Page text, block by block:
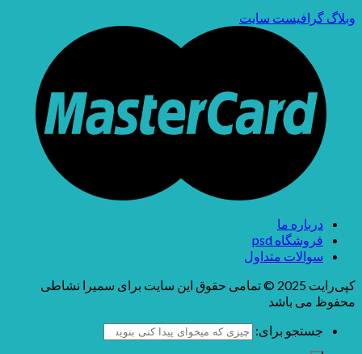
وبلاگ گرافیست سایت
درباره ما
فروشگاه psd
سوالات متداول
کپی‌رایت 2025 © تمامی حقوق این سایت برای سمیرا نشاطی
محفوظ می باشد
جستجو برای: